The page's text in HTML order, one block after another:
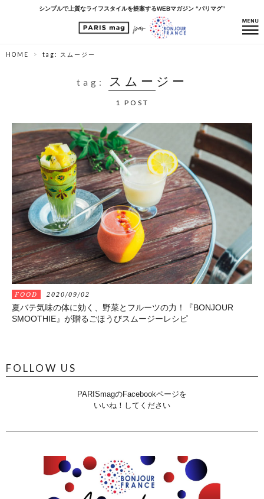
シンプルで上質なライフスタイルを提案するWEBマガジン “パリマグ”
HOME tag: スムージー
tag: スムージー
1 POST
FOOD 2020/09/02
夏バテ気味の体に効く、野菜とフルーツの力！『BONJOUR
SMOOTHIE』が贈るごほうびスムージーレシピ
FOLLOW US
PARISmagのFacebookページを
いいね！してください